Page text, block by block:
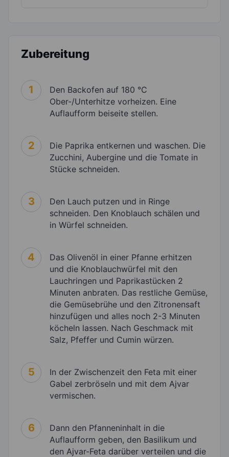
Zubereitung
1
Den Backofen auf 180 °C
Ober-/Unterhitze vorheizen. Eine
Auflaufform beiseite stellen.
2
Die Paprika entkernen und waschen. Die
Zucchini, Aubergine und die Tomate in
Stücke schneiden.
3
Den Lauch putzen und in Ringe
schneiden. Den Knoblauch schälen und
in Würfel schneiden.
4
Das Olivenöl in einer Pfanne erhitzen
und die Knoblauchwürfel mit den
Lauchringen und Paprikastücken 2
Minuten anbraten. Das restliche Gemüse,
die Gemüsebrühe und den Zitronensaft
hinzufügen und alles noch 2-3 Minuten
köcheln lassen. Nach Geschmack mit
Salz, Pfeffer und Cumin würzen.
5
In der Zwischenzeit den Feta mit einer
Gabel zerbröseln und mit dem Ajvar
vermischen.
6
Dann den Pfanneninhalt in die
Auflaufform geben, den Basilikum und
den Ajvar-Feta darüber verteilen und die